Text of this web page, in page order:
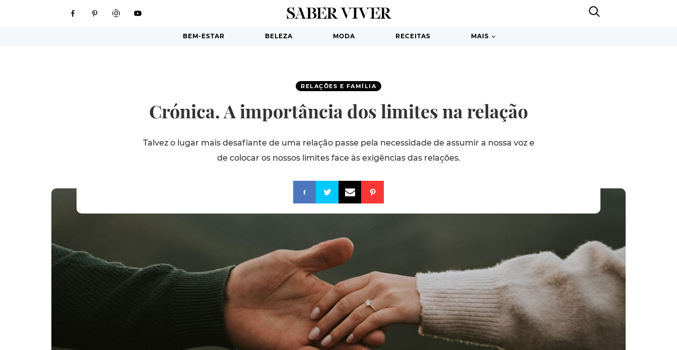
BEM-ESTAR BELEZA MODA RECEITAS MAIS
RELAÇÕES E FAMÍLIA
Crónica. A importância dos limites na relação
Talvez o lugar mais desafiante de uma relação passe pela necessidade de assumir a nossa voz e
de colocar os nossos limites face às exigências das relações.